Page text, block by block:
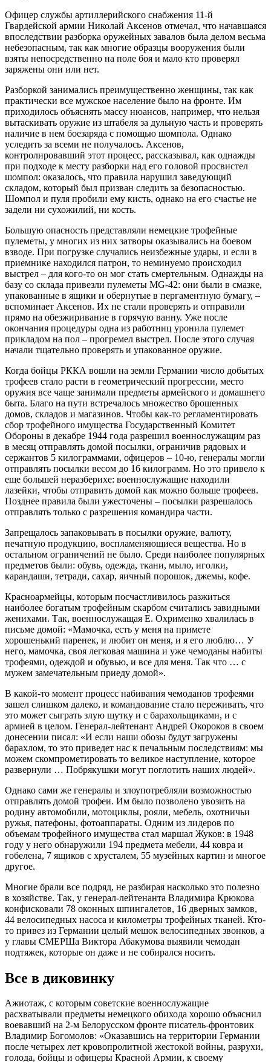
Офицер службы артиллерийского снабжения 11-й
Гвардейской армии Николай Аксенов отмечал, что начавшаяся
впоследствии разборка оружейных завалов была делом весьма
небезопасным, так как многие образцы вооружения были
взяты непосредственно на поле боя и мало кто проверял
заряжены они или нет.
Разборкой занимались преимущественно женщины, так как
практически все мужское население было на фронте. Им
приходилось объяснять массу нюансов, например, что нельзя
вытаскивать оружие из штабеля за дульную часть и проверять
наличие в нем боезаряда с помощью шомпола. Однако
уследить за всеми не получалось. Аксенов,
контролировавший этот процесс, рассказывал, как однажды
при подходе к месту разборки над его головой просвистел
шомпол: оказалось, что правила нарушил заведующий
складом, который был призван следить за безопасностью.
Шомпол и пуля пробили ему кисть, однако на его счастье не
задели ни сухожилий, ни кость.
Большую опасность представляли немецкие трофейные
пулеметы, у многих из них затворы оказывались на боевом
взводе. При погрузке случались неизбежные удары, и если в
приемнике находился патрон, то неминуемо происходил
выстрел – для кого-то он мог стать смертельным. Однажды на
базу со склада привезли пулеметы MG-42: они были в смазке,
упакованные в ящики и обернутые в пергаментную бумагу, –
вспоминает Аксенов. Их не стали проверять и отправили
прямо на обезжиривание в горячую ванну. Уже после
окончания процедуры одна из работниц уронила пулемет
прикладом на пол – прогремел выстрел. После этого случая
начали тщательно проверять и упакованное оружие.
Когда бойцы РККА вошли на земли Германии число добытых
трофеев стало расти в геометрический прогрессии, место
оружия все чаще занимали предметы армейского и домашнего
быта. Благо на пути встречалось множество брошенных
домов, складов и магазинов. Чтобы как-то регламентировать
сбор трофейного имущества Государственный Комитет
Обороны в декабре 1944 года разрешил военнослужащим раз
в месяц отправлять домой посылки, ограничив рядовых и
сержантов 5 килограммами, офицеров – 10-ю, генералы могли
отправлять посылки весом до 16 килограмм. Но это привело к
еще большей неразберихе: военнослужащие находили
лазейки, чтобы отправить домой как можно больше трофеев.
Позднее правила были ужесточены – посылки разрешалось
отправлять только с разрешения командира части.
Запрещалось запаковывать в посылки оружие, валюту,
печатную продукцию, воспламеняющиеся вещества. Но в
остальном ограничений не было. Среди наиболее популярных
предметов были: обувь, одежда, ткани, мыло, иголки,
карандаши, тетради, сахар, яичный порошок, джемы, кофе.
Красноармейцы, которым посчастливилось разжиться
наиболее богатым трофейным скарбом считались завидными
женихами. Так, военнослужащая Е. Охрименко хвалилась в
письме домой: «Мамочка, есть у меня на примете
хорошенький паренек, и любит он меня, и я его люблю… У
него, мамочка, своя легковая машина и уже чемоданы набиты
трофеями, одеждой и обувью, и все для меня. Так что … с
мужем замечательным приеду домой».
В какой-то момент процесс набивания чемоданов трофеями
зашел слишком далеко, и командование стало переживать, что
это может сыграть злую шутку и с барахольщиками, и с
армией в целом. Генерал-лейтенант Андрей Окороков в своем
донесении писал: «И если наши обозы будут загружены
барахлом, то это приведет нас к печальным последствиям: мы
можем скомпрометировать то великое наступление, которое
развернули … Побрякушки могут поглотить наших людей».
Однако сами же генералы и злоупотребляли возможностью
отправлять домой трофеи. Им было позволено увозить на
родину автомобили, мотоциклы, рояли, мебель, охотничьи
ружья, патефоны, фотоаппараты. Одним из лидеров по
объемам трофейного имущества стал маршал Жуков: в 1948
году у него обнаружили 194 предмета мебели, 44 ковра и
гобелена, 7 ящиков с хрусталем, 55 музейных картин и многое
другое.
Многие брали все подряд, не разбирая насколько это полезно
в хозяйстве. Так, у генерал-лейтенанта Владимира Крюкова
конфисковали 78 оконных шпингалетов, 16 дверных замков,
44 велосипедных насоса и километры трофейных тканей. Кто-
то привез из Германии целый мешок велосипедных звонков, а
у главы СМЕРШа Виктора Абакумова выявили чемодан
подтяжек, которые он даже и не собирался носить.
Все в диковинку
Ажиотаж, с которым советские военнослужащие
расхватывали предметы немецкого обихода хорошо объяснил
воевавший на 2-м Белорусском фронте писатель-фронтовик
Владимир Богомолов: «Оказавшись на территории Германии
после четырех лет кровопролитной жестокой войны, разрухи,
голода, бойцы и офицеры Красной Армии, к своему